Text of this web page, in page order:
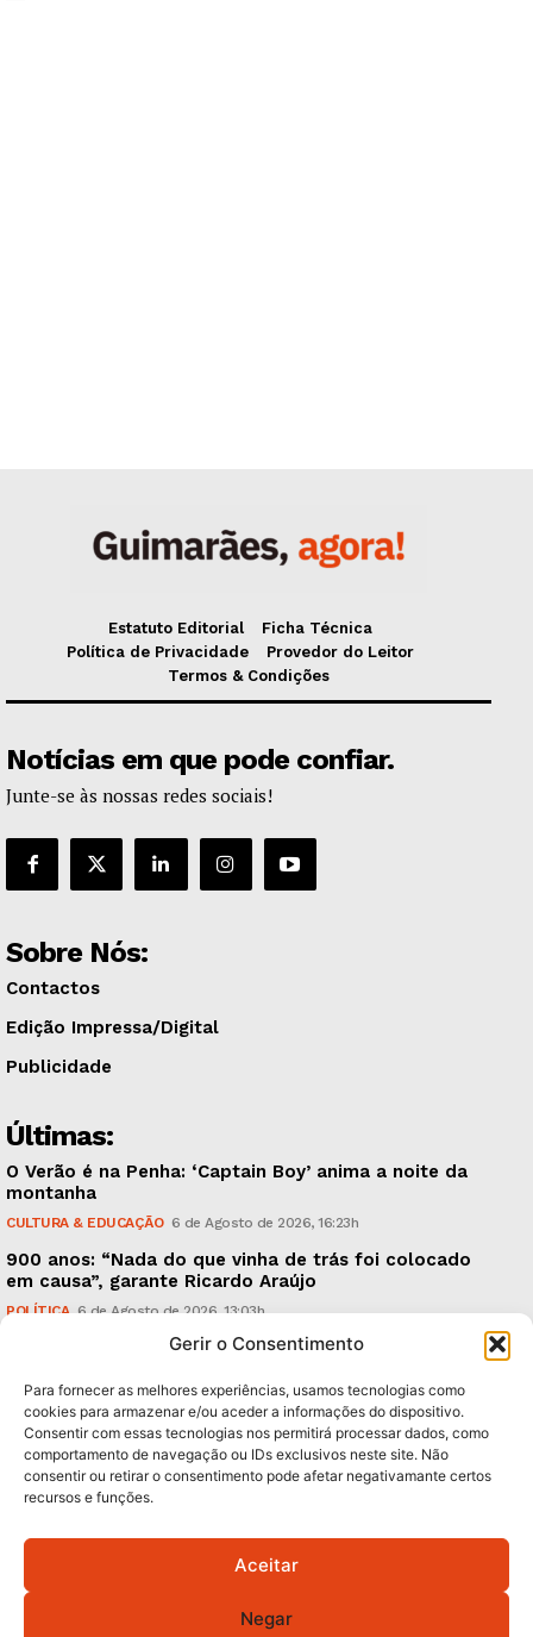
Gerir o Consentimento
Para fornecer as melhores experiências, usamos tecnologias como
cookies para armazenar e/ou aceder a informações do dispositivo.
Consentir com essas tecnologias nos permitirá processar dados, como
comportamento de navegação ou IDs exclusivos neste site. Não
consentir ou retirar o consentimento pode afetar negativamante certos
recursos e funções.
Aceitar
Negar
Estatuto Editorial
Ficha Técnica
Política de Privacidade
Provedor do Leitor
Termos & Condições
Notícias em que pode confiar.
Junte-se às nossas redes sociais!
Sobre Nós:
Contactos
Edição Impressa/Digital
Publicidade
Últimas:
O Verão é na Penha: ‘Captain Boy’ anima a noite da
montanha
CULTURA & EDUCAÇÃO 6 de Agosto de 2026, 16:23h
900 anos: “Nada do que vinha de trás foi colocado
em causa”, garante Ricardo Araújo
POLÍTICA 6 de Agosto de 2026, 13:03h
Fraude dada como provada, arguidos livres. Como?
Subscreva Newsletter:
QUERO ADERIR